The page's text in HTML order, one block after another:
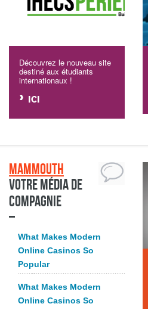
Découvrez le nouveau site
destiné aux étudiants
internationaux !
ICI
Mammouth
Votre média de
compagnie
What Makes Modern
Online Casinos So
Popular
What Makes Modern
Online Casinos So